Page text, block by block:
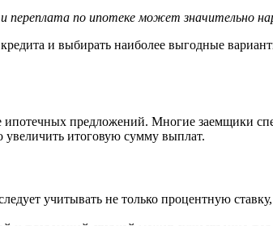
по ипотеке может значительно
и выбирать наиболее выгодные
предложений. Многие заемщики
увеличить итоговую сумму выплат.
учитывать не только процентную